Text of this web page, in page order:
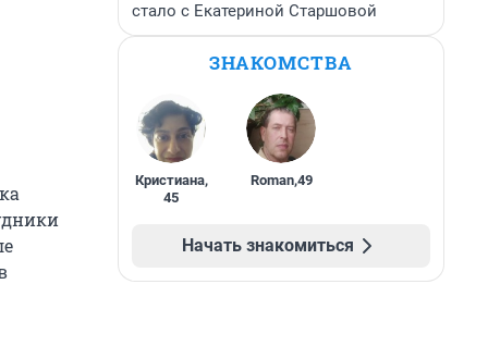
стало с Екатериной Старшовой
ЗНАКОМСТВА
Кристиана,
45
Roman,49
Начать знакомиться